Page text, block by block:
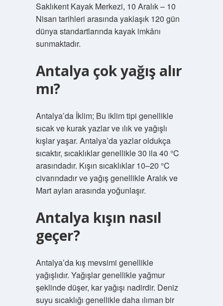
Saklıkent Kayak Merkezi, 10 Aralık – 10
Nisan tarihleri ​​arasında yaklaşık 120 gün
dünya standartlarında kayak imkânı
sunmaktadır.
Antalya çok yağış alır
mı?
Antalya’da İklim; Bu iklim tipi genellikle
sıcak ve kurak yazlar ve ılık ve yağışlı
kışlar yaşar. Antalya’da yazlar oldukça
sıcaktır, sıcaklıklar genellikle 30 ila 40 °C
arasındadır. Kışın sıcaklıklar 10–20 °C
civarındadır ve yağış genellikle Aralık ve
Mart ayları arasında yoğunlaşır.
Antalya kışın nasıl
geçer?
Antalya’da kış mevsimi genellikle
yağışlıdır. Yağışlar genellikle yağmur
şeklinde düşer, kar yağışı nadirdir. Deniz
suyu sıcaklığı genellikle daha ılıman bir